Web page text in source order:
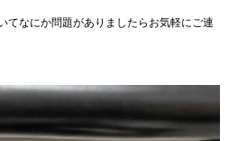
てなにか問題がありましたらお気軽にご連